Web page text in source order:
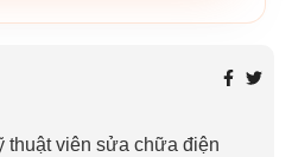
thuật viên sửa chữa điện